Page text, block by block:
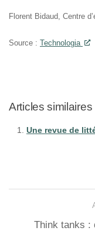
Florent Bidaud, Centre
Source : Technologia
Articles similaires
Une revue de
Think tanks :